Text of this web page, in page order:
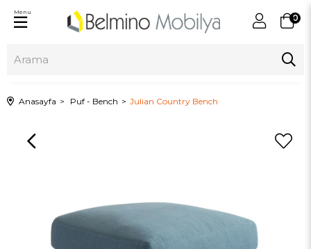
0
Menu
Anasayfa Puf - Bench Julian Country Bench